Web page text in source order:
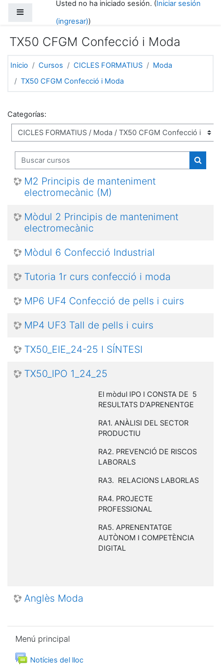
Saltar al contenido principalUsted no ha iniciado sesión. (Iniciar sesión
(ingresar))
TX50 CFGM Confecció i Moda
Inicio Cursos CICLES FORMATIUS
Moda
TX50 CFGM Confecció i Moda
Categorías:
Buscar cursos
M2 Principis de manteniment
electromecànic (M)
Mòdul 2 Principis de manteniment
electromecànic
Mòdul 6 Confecció Industrial
Tutoria 1r curs confecció i moda
MP6 UF4 Confecció de pells i cuirs
MP4 UF3 Tall de pells i cuirs
TX50_EIE_24-25 I SÍNTESI
TX50_IPO 1_24_25
El mòdul IPO I CONSTA DE 5
RESULTATS D'APRENENTGE
RA1. ANÀLISI DEL SECTOR
PRODUCTIU
RA2. PREVENCIÓ DE RISCOS
LABORALS
RA3. RELACIONS LABORLAS
RA4. PROJECTE
PROFESSIONAL
RA5. APRENENTATGE
AUTÒNOM I COMPETÈNCIA
DIGITAL
Anglès Moda
Menú principal
Notícies del llocForo